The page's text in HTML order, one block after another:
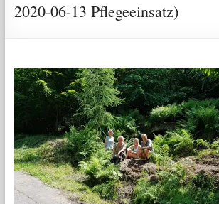
2020-06-13 Pflegeeinsatz)